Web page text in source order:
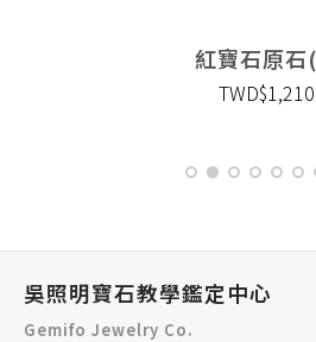
紅寶石原
TWD$1,210
吳照明寶石教學鑑定中心
Gemifo Jewelry Co.